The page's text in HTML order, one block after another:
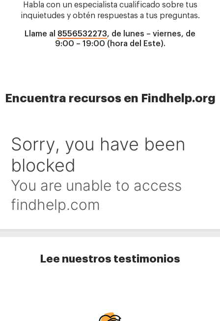
Habla con un especialista cualificado sobre tus
inquietudes y obtén respuestas a tus preguntas.
Llame al 8556532273, de lunes – viernes, de
9:00 – 19:00 (hora del Este).
Encuentra recursos en Findhelp.org
Lee nuestros testimonios